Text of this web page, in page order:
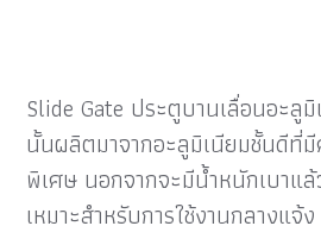
Slide Gate ประตูบานเลื่อนอะลู
นั้นผลิตมาจากอะลูมิเนียมชั้นดีที่มี
พิเศษ นอกจากจะมีน้ำหนักเบาแ
เหมาะสำหรับการใช้งานกลางแจ้